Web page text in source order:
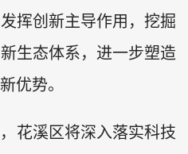
挥创新主导作用，挖掘
生态体系，进一步塑造
优势。
花溪区将深入落实科技